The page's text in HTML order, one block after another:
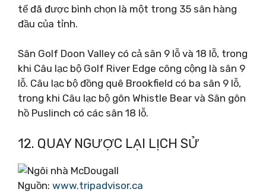
tế đã được bình chọn là một trong 35 sân hàng
đầu của tỉnh.
Sân Golf Doon Valley có cả sân 9 lỗ và 18 lỗ, trong
khi Câu lạc bộ Golf River Edge công cộng là sân 9
lỗ. Câu lạc bộ đồng quê Brookfield có ba sân 9 lỗ,
trong khi Câu lạc bộ gôn Whistle Bear và Sân gôn
hồ Puslinch có các sân 18 lỗ.
12. QUAY NGƯỢC LẠI LỊCH SỬ
Nguồn: www.tripadvisor.ca